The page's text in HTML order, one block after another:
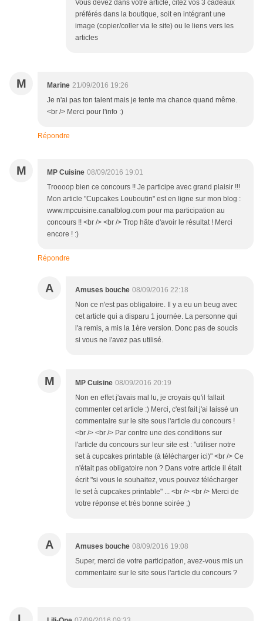
Vous devez dans votre article, citez vos 3 cadeaux
préférés dans la boutique, soit en intégrant une
image (copier/coller via le site) ou le liens vers les
articles
M Marine 21/09/2016 19:26
Je n'ai pas ton talent mais je tente ma chance quand même.
<br /> Merci pour l'info :)
Répondre
M MP Cuisine 08/09/2016 19:01
Troooop bien ce concours !! Je participe avec grand plaisir !!!
Mon article "Cupcakes Louboutin" est en ligne sur mon blog :
www.mpcuisine.canalblog.com pour ma participation au
concours !! <br /> <br /> Trop hâte d'avoir le résultat ! Merci
encore ! :)
Répondre
A Amuses bouche 08/09/2016 22:18
Non ce n'est pas obligatoire. Il y a eu un beug avec
cet article qui a disparu 1 journée. La personne qui
l'a remis, a mis la 1ère version. Donc pas de soucis
si vous ne l'avez pas utilisé.
M MP Cuisine 08/09/2016 20:19
Non en effet j'avais mal lu, je croyais qu'il fallait
commenter cet article :) Merci, c'est fait j'ai laissé un
commentaire sur le site sous l'article du concours !
<br /> <br /> Par contre une des conditions sur
l'article du concours sur leur site est : "utiliser notre
set à cupcakes printable (à télécharger ici)" <br /> Ce
n'était pas obligatoire non ? Dans votre article il était
écrit "si vous le souhaitez, vous pouvez télécharger
le set à cupcakes printable" ... <br /> <br /> Merci de
votre réponse et très bonne soirée ;)
A Amuses bouche 08/09/2016 19:08
Super, merci de votre participation, avez-vous mis un
commentaire sur le site sous l'article du concours ?